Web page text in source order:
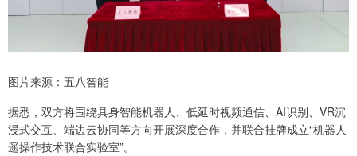
图片来源：五八智能
据悉，双方将围绕具身智能机器人、低延时视频通信、AI识别、VR沉
浸式交互、端边云协同等方向开展深度合作，并联合挂牌成立“机器人
遥操作技术联合实验室”。